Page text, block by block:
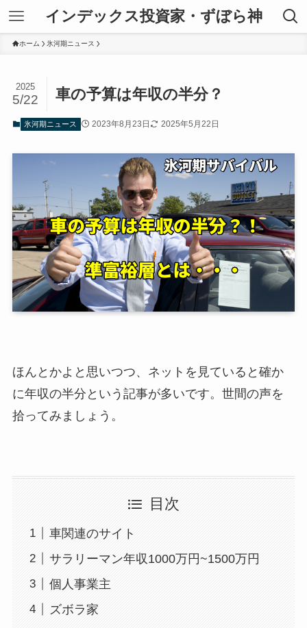
インデックス投資家・ずぼら神
ホーム 氷河期ニュース
車の予算は年収の半分？
2025
5/22
氷河期ニュース 2023年8月23日 2025年5月22日
ほんとかよと思いつつ、ネットを見ていると確か
に年収の半分という記事が多いです。世間の声を
拾ってみましょう。
目次
車関連のサイト
サラリーマン年収1000万円~1500万円
個人事業主
ズボラ家